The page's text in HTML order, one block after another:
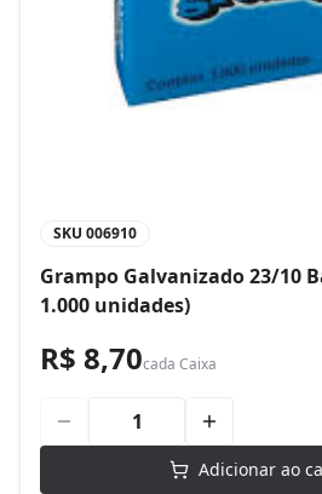
SKU 006910
Grampo Galvanizado 23/10
1.000 unidades)
R$ 8,70cada Caixa
Adicionar ao